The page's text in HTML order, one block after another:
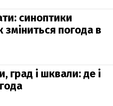
синоптики
зміниться погода в
град і шквали: де і